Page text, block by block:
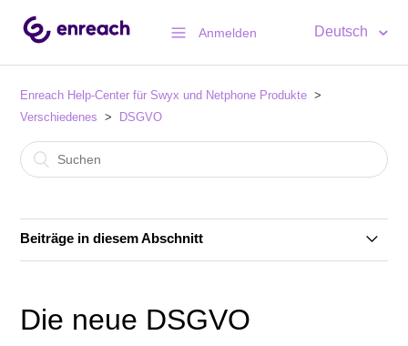
Anmelden Deutsch
Enreach Help-Center für Swyx und Netphone Produkte
Verschiedenes
DSGVO
Beiträge in diesem Abschnitt
Die neue DSGVO